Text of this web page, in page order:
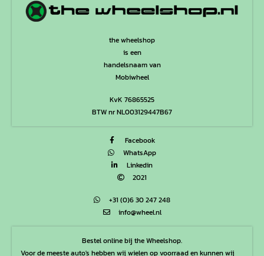
the wheelshop
is een
handelsnaam van
Mobiwheel
KvK 76865525
BTW nr NL003129447B67
Facebook
WhatsApp
Linkedin
2021
+31 (0)6 30 247 248
info@wheel.nl
Bestel online bij the Wheelshop.
Voor de meeste auto's hebben wij wielen op voorraad en kunnen wij